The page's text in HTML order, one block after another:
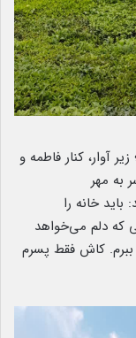
آوار، کنار فاطمه و
به مهر
خانه را
که دلم می‌خواهد
کاش فقط پسرم